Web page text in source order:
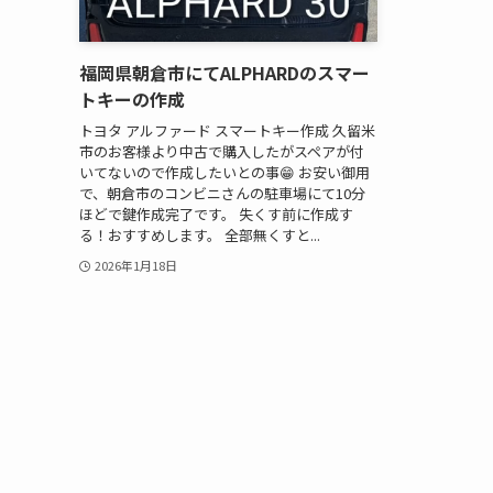
福岡県朝倉市にてALPHARDのスマー
トキーの作成
トヨタ アルファード スマートキー作成 久留米
市のお客様より中古で購入したがスペアが付
いてないので作成したいとの事😁 お安い御用
で、朝倉市のコンビニさんの駐車場にて10分
ほどで鍵作成完了です。 失くす前に作成す
る！おすすめします。 全部無くすと...
2026年1月18日